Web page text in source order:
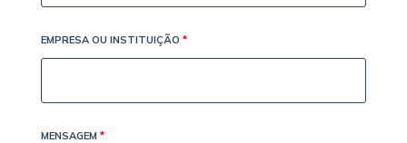
EMPRESA OU INSTITUIÇÃO *
MENSAGEM *